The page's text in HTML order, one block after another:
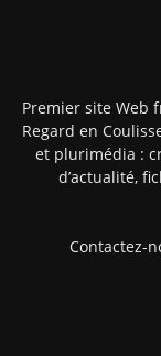
Premier site Web
Regard en
et plurimédia :
d’actualité,
Contactez-